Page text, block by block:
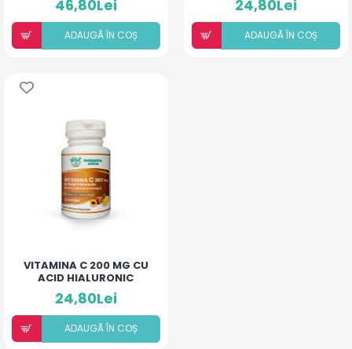
46,80Lei
ADAUGÃ ÎN COȘ
MENTĂ)
24,80Lei
ADAUGÃ ÎN COȘ
VITAMINA C 200 MG CU
ACID HIALURONIC
(AROMĂ PIERSICĂ ȘI
MANGO) X 30CP
24,80Lei
ADAUGÃ ÎN COȘ